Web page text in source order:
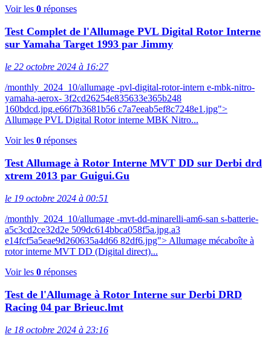
Voir les 0 réponses
Test Complet de l'Allumage PVL Digital Rotor Interne
sur Yamaha Target 1993 par Jimmy
le 22 octobre 2024 à 16:27
/monthly_2024_10/allumage -pvl-digital-rotor-intern e-mbk-nitro-
yamaha-aerox- 3f2cd26254e835633e365b248
160bdcd.jpg.e66f7b3681b56 c7a7eeab5ef8c7248e1.jpg">
Allumage PVL Digital Rotor interne MBK Nitro...
Voir les 0 réponses
Test Allumage à Rotor Interne MVT DD sur Derbi drd
xtrem 2013 par Guigui.Gu
le 19 octobre 2024 à 00:51
/monthly_2024_10/allumage -mvt-dd-minarelli-am6-san s-batterie-
a5c3cd2ce32d2e 509dc614bbca058f5a.jpg.a3
e14fcf5a5eae9d260635a4d66 82df6.jpg"> Allumage mécaboîte à
rotor interne MVT DD (Digital direct)...
Voir les 0 réponses
Test de l'Allumage à Rotor Interne sur Derbi DRD
Racing 04 par Brieuc.lmt
le 18 octobre 2024 à 23:16